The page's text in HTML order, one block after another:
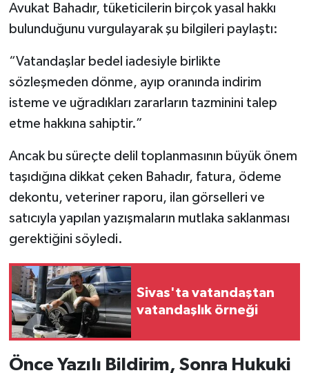
Avukat Bahadır, tüketicilerin birçok yasal hakkı
bulunduğunu vurgulayarak şu bilgileri paylaştı:
“Vatandaşlar bedel iadesiyle birlikte
sözleşmeden dönme, ayıp oranında indirim
isteme ve uğradıkları zararların tazminini talep
etme hakkına sahiptir.”
Ancak bu süreçte delil toplanmasının büyük önem
taşıdığına dikkat çeken Bahadır, fatura, ödeme
dekontu, veteriner raporu, ilan görselleri ve
satıcıyla yapılan yazışmaların mutlaka saklanması
gerektiğini söyledi.
Sivas'ta vatandaştan
vatandaşlık örneği
Önce Yazılı Bildirim, Sonra Hukuki